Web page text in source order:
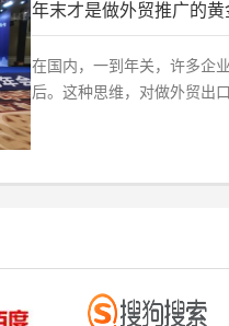
年末才是做外贸推广的黄
在国内，一到年关，许多企
后。这种思维，对做外贸出